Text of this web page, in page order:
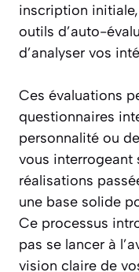
inscription
outils d’auto-
d’analyser vos
Ces évaluations
questionnaires
personnalité ou
vous interrogeant
réalisations
une base solide
Ce processus
pas se lancer à
vision claire de